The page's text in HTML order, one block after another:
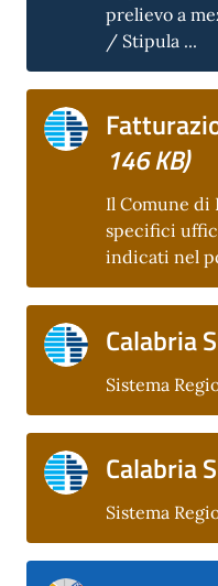
prelievo a
/ Stipula ...
146 KB)
Il Comune di
specifici
indicati nel
Calabria
Sistema
Calabria
Sistema